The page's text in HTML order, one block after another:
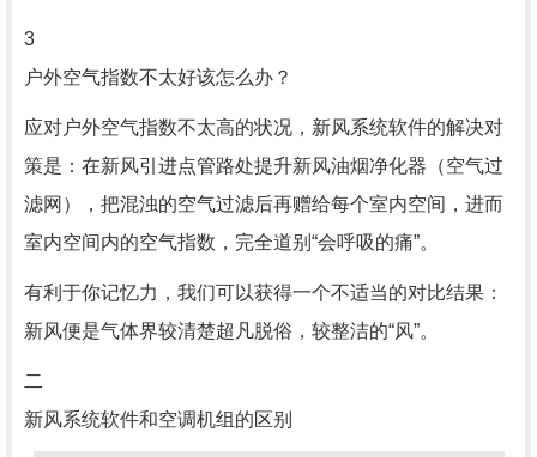
3
户外空气指数不太好该怎么办？
应对户外空气指数不太高的状况，新风系统软件的解决对
策是：在新风引进点管路处提升新风油烟净化器（空气过
滤网），把混浊的空气过滤后再赠给每个室内空间，进而
室内空间内的空气指数，完全道别“会呼吸的痛”。
有利于你记忆力，我们可以获得一个不适当的对比结果：
新风便是气体界较清楚超凡脱俗，较整洁的“风”。
二
新风系统软件和空调机组的区别